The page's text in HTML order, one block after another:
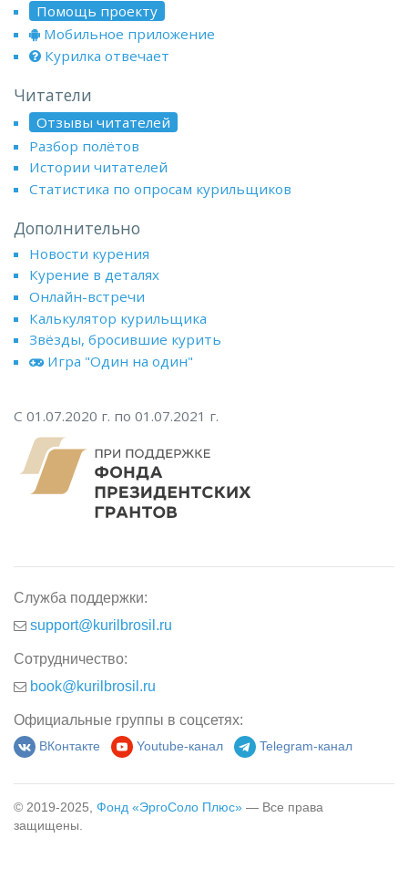
Помощь проекту
Мобильное приложение
Курилка отвечает
Читатели
Отзывы читателей
Разбор полётов
Истории читателей
Статистика по опросам курильщиков
Дополнительно
Новости курения
Курение в деталях
Онлайн-встречи
Калькулятор курильщика
Звёзды, бросившие курить
Игра "Один на один"
С 01.07.2020 г. по 01.07.2021 г.
Служба поддержки:
support@kurilbrosil.ru
Сотрудничество:
book@kurilbrosil.ru
Официальные группы в соцсетях:
ВКонтакте Youtube-канал Telegram-канал
© 2019-2025, Фонд «ЭргоСоло Плюс» — Все права
защищены.